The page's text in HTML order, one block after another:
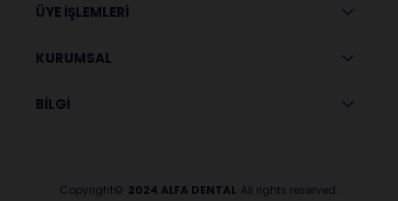
ÜYE İŞLEMLERİ
KURUMSAL
BİLGİ
Copyright© 2024 ALFA DENTAL All rights reserved.